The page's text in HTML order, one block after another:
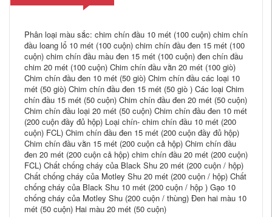
Phân loại màu sắc: chim chín đầu 10 mét (100 cuộn) chim chín
đầu loang lổ 10 mét (100 cuộn) chim chín đầu đen 15 mét (100
cuộn) chim chín đầu màu đen 15 mét (100 cuộn) đen chín đầu
chim 20 mét (100 cuộn) Chim chín đầu vằn 20 mét (100 giò)
Chim chín đầu đen 10 mét (50 giò) Chim chín đầu các loại 10
mét (50 giò) Chim chín đầu đen 15 mét (50 giò ) Các loại Chim
chín đầu 15 mét (50 cuộn) Chim chín đầu đen 20 mét (50 cuộn)
Chim chín đầu loại 20 mét (50 cuộn) Chim chín đầu đen 10 mét
(200 cuộn đầy đủ hộp) Loại chín- chim chín đầu 10 mét (200
cuộn) FCL) Chim chín đầu đen 15 mét (200 cuộn đầy đủ hộp)
Chim chín đầu vằn 15 mét (200 cuộn cả hộp) Chim chín đầu
đen 20 mét (200 cuộn cả hộp) chim chín đầu 20 mét (200 cuộn)
FCL) Chất chống cháy của Black Shu 20 mét (200 cuộn / hộp)
Chất chống cháy của Motley Shu 20 mét (200 cuộn / hộp) Chất
chống cháy của Black Shu 10 mét (200 cuộn / hộp ) Gạo 10
chống cháy của Motley Shu (200 cuộn / thùng) Đen hai màu 10
mét (50 cuộn) Hai màu 20 mét (50 cuộn)